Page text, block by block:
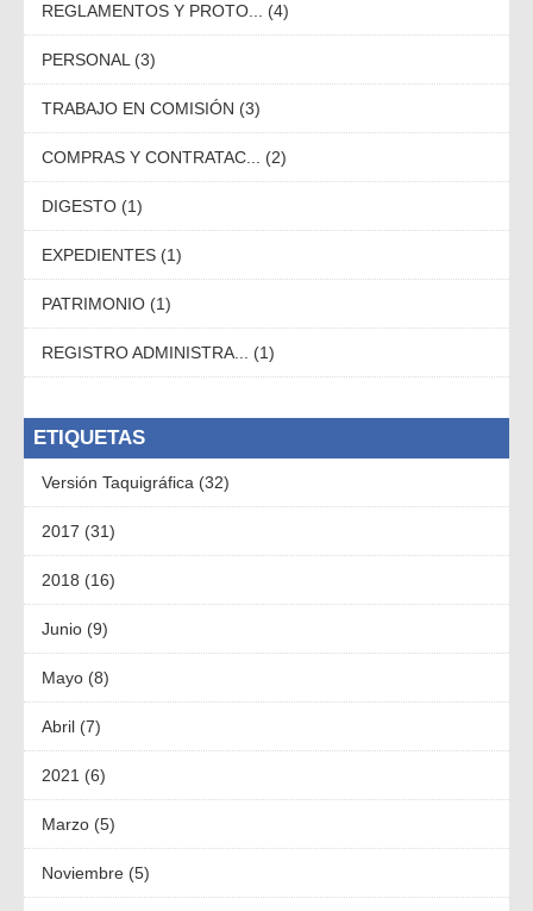
REGLAMENTOS Y PROTO... (4)
PERSONAL (3)
TRABAJO EN COMISIÓN (3)
COMPRAS Y CONTRATAC... (2)
DIGESTO (1)
EXPEDIENTES (1)
PATRIMONIO (1)
REGISTRO ADMINISTRA... (1)
ETIQUETAS
Versión Taquigráfica (32)
2017 (31)
2018 (16)
Junio (9)
Mayo (8)
Abril (7)
2021 (6)
Marzo (5)
Noviembre (5)